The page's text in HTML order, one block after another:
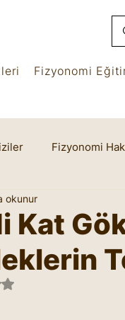
Fizyonomi
Fizyonomi
Marifetname
Kat
okunur
NaN yıldız